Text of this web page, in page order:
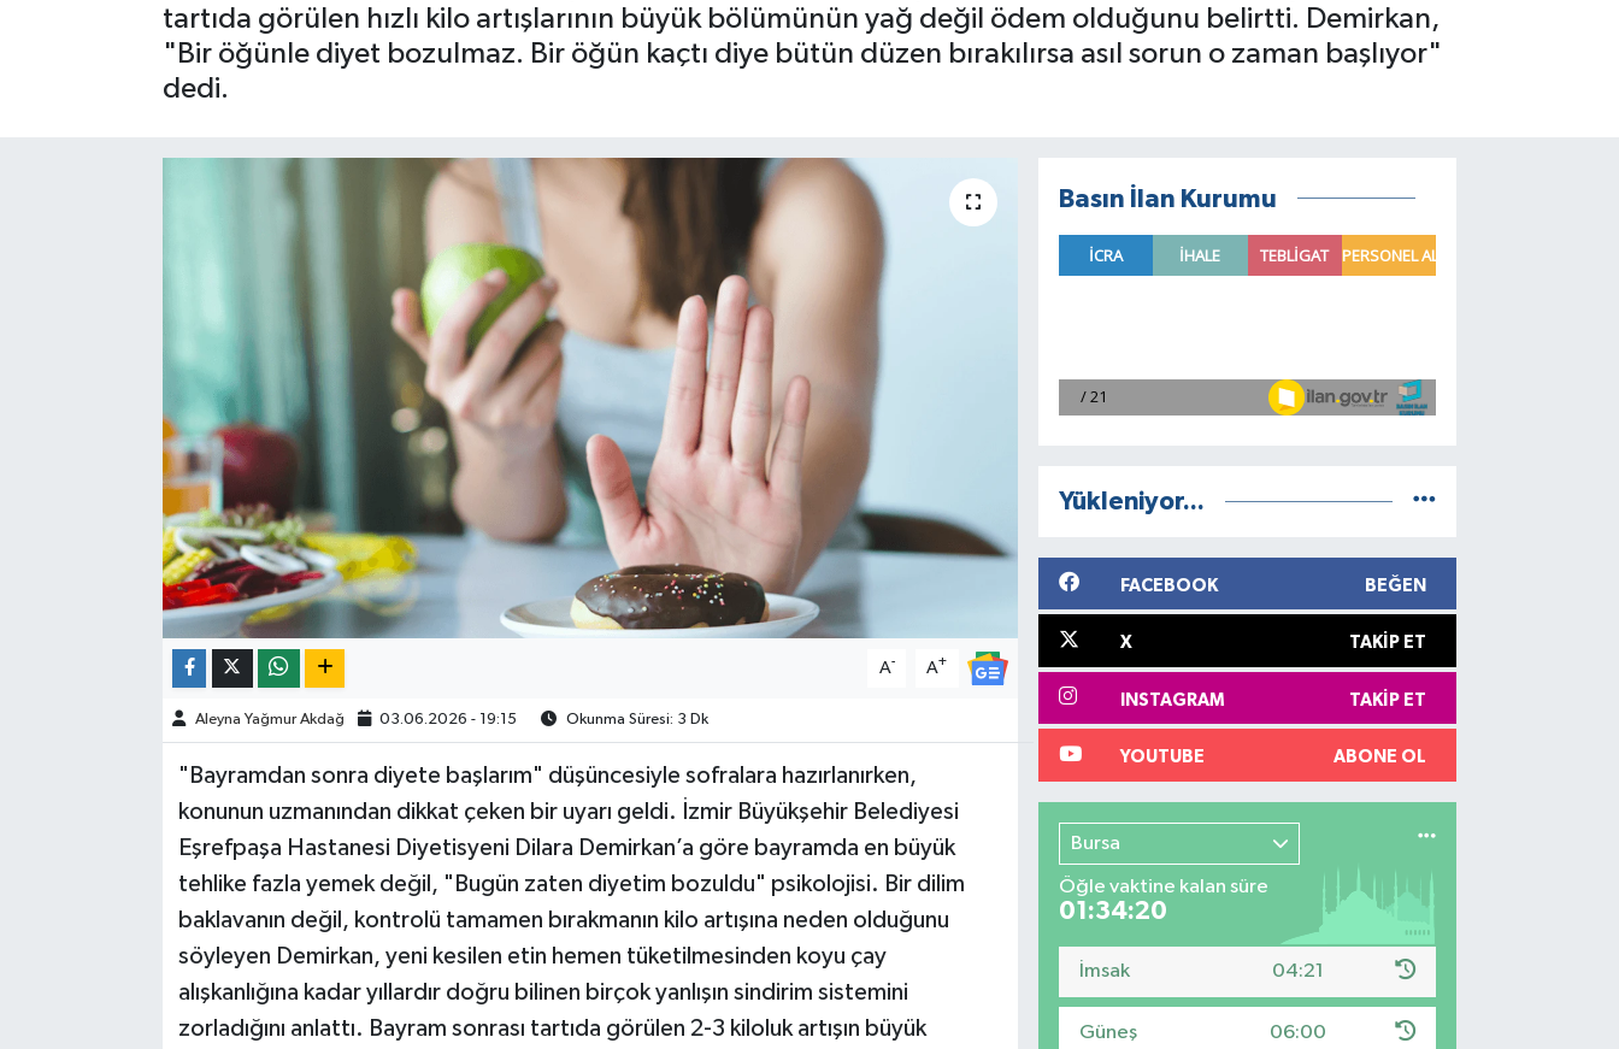
tartıda görülen hızlı kilo artışlarının büyük bölümünün yağ değil ödem olduğunu belirtti. Demirkan,
"Bir öğünle diyet bozulmaz. Bir öğün kaçtı diye bütün düzen bırakılırsa asıl sorun o zaman başlıyor"
dedi.
A- A+
Aleyna Yağmur Akdağ 03.06.2026 - 19:15 Okunma Süresi: 3 Dk
"Bayramdan sonra diyete başlarım" düşüncesiyle sofralara hazırlanırken,
konunun uzmanından dikkat çeken bir uyarı geldi. İzmir Büyükşehir Belediyesi
Eşrefpaşa Hastanesi Diyetisyeni Dilara Demirkan’a göre bayramda en büyük
tehlike fazla yemek değil, "Bugün zaten diyetim bozuldu" psikolojisi. Bir dilim
baklavanın değil, kontrolü tamamen bırakmanın kilo artışına neden olduğunu
söyleyen Demirkan, yeni kesilen etin hemen tüketilmesinden koyu çay
alışkanlığına kadar yıllardır doğru bilinen birçok yanlışın sindirim sistemini
zorladığını anlattı. Bayram sonrası tartıda görülen 2-3 kiloluk artışın büyük
Basın İlan Kurumu
Yükleniyor...
FACEBOOK BEĞEN
X TAKIP ET
INSTAGRAM TAKIP ET
YOUTUBE ABONE OL
Bursa
Öğle vaktine kalan süre
01:34:19
İmsak 04:21
Güneş 06:00